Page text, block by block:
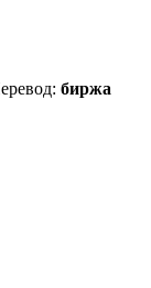
биржа